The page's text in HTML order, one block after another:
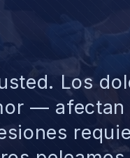
Los
— afectan